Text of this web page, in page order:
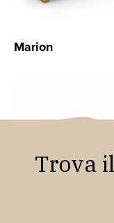
Marion
Trova